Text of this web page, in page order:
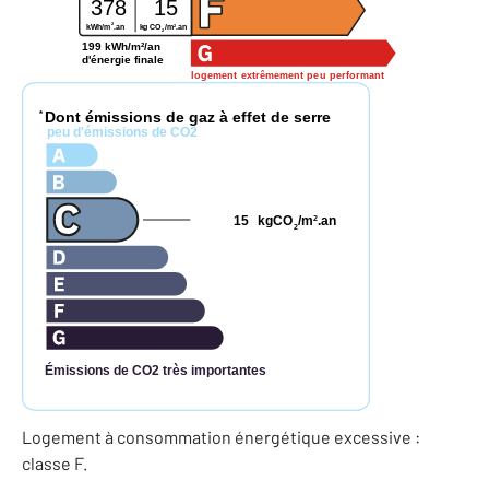
logement extrêmement peu performant
378 15
kWh/m 2 .an kg CO2/m2 .an
199 kWh/m²/an
d'énergie finale
* Dont émissions de gaz à effet de serre
peu d'émissions de CO2
Émissions de CO2 très importantes
kgCO2/m2.an
15
Logement à consommation énergétique excessive :
classe F.